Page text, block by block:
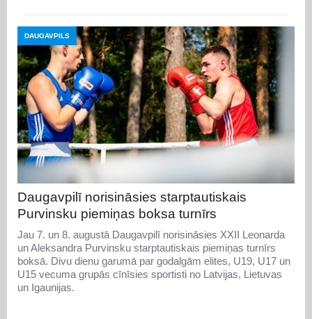
DAUGAVPILS
Daugavpilī norisināsies starptautiskais
Purvinsku piemiņas boksa turnīrs
Jau 7. un 8. augustā Daugavpilī norisināsies XXII Leonarda
un Aleksandra Purvinsku starptautiskais piemiņas turnīrs
boksā. Divu dienu garumā par godalgām elites, U19, U17 un
U15 vecuma grupās cīnīsies sportisti no Latvijas, Lietuvas
un Igaunijas.